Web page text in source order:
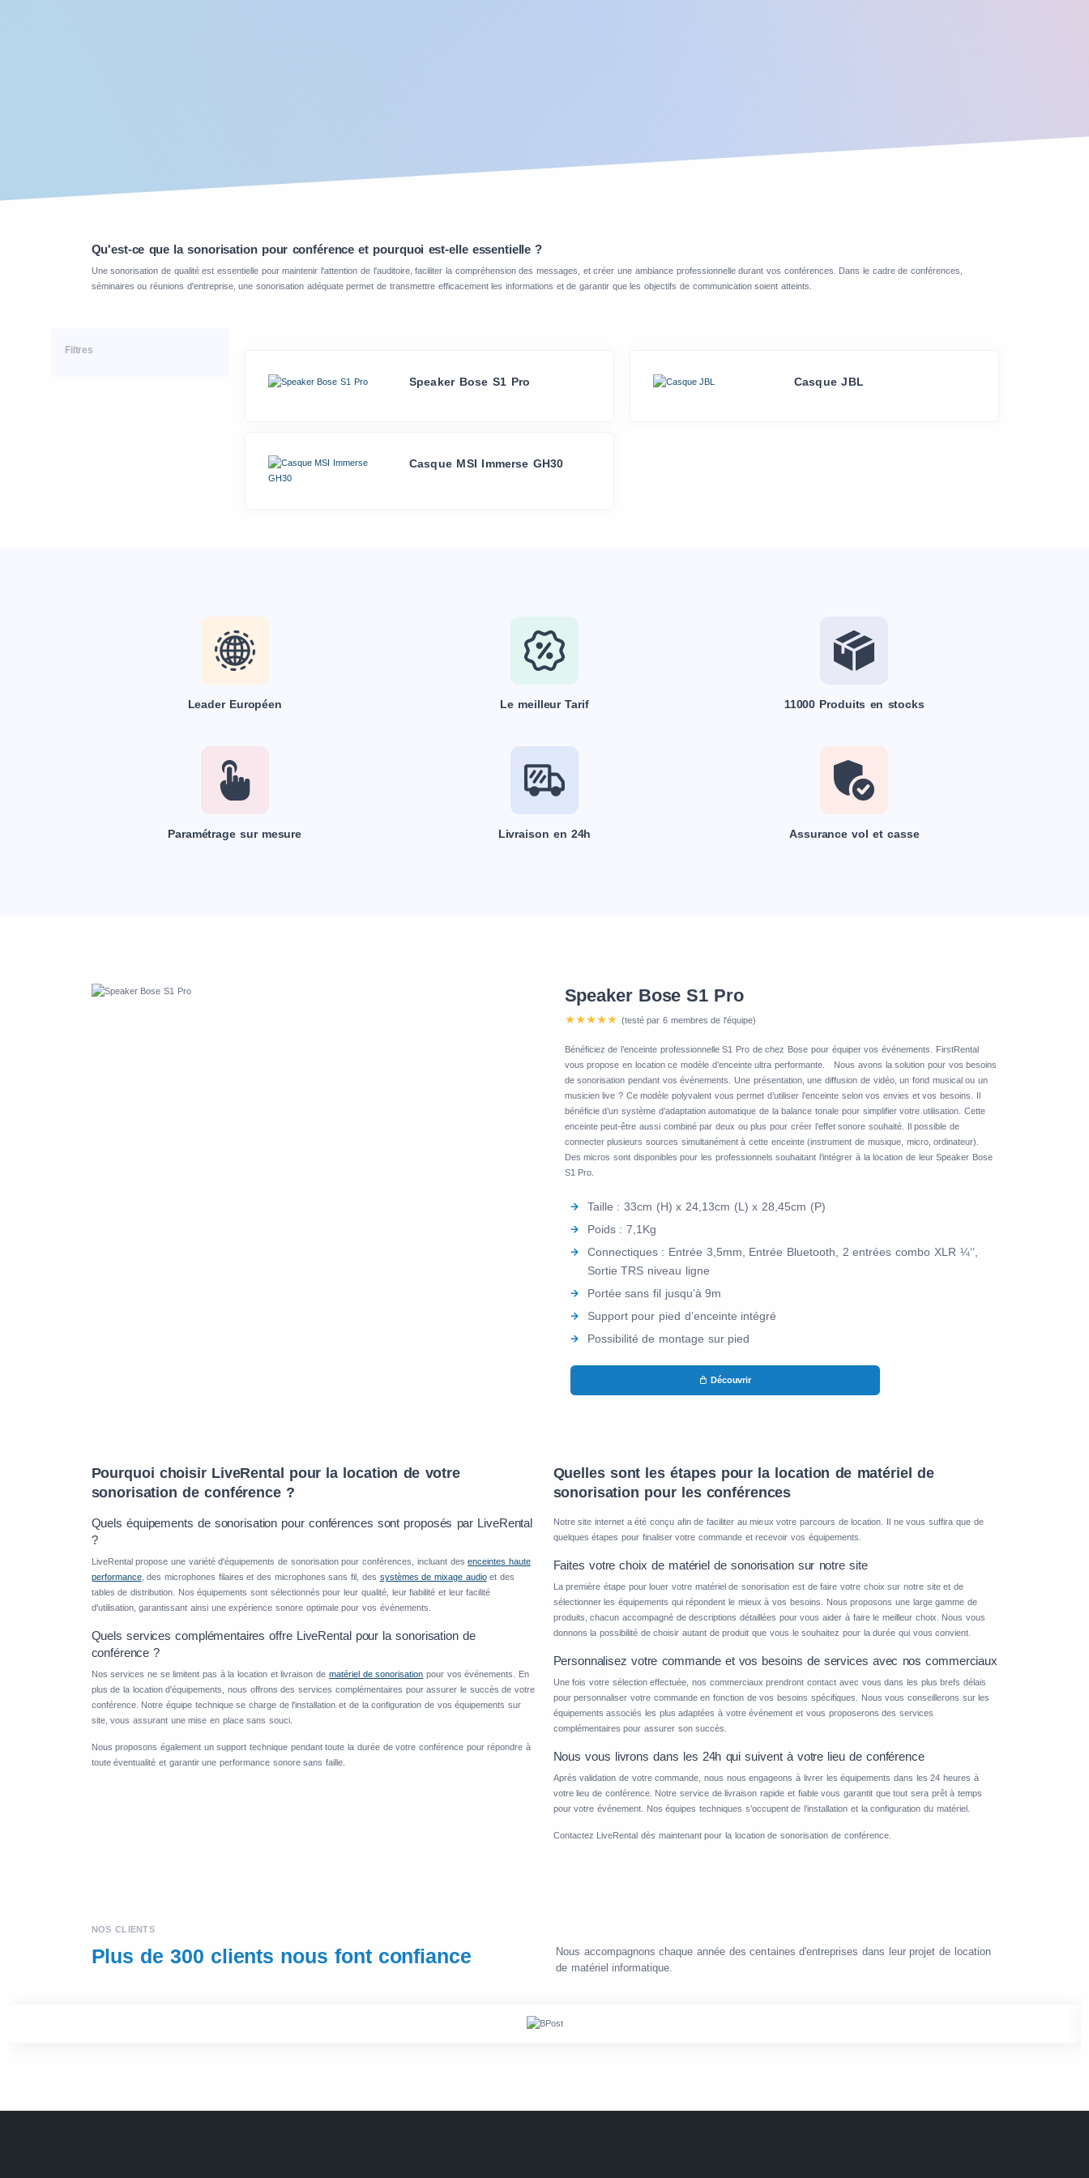
Qu'est-ce que la sonorisation pour conférence et pourquoi est-elle essentielle ?
Une sonorisation de qualité est essentielle pour maintenir l'attention de l'auditoire, faciliter la compréhension des messages, et créer une ambiance professionnelle durant vos conférences. Dans le cadre de conférences,
séminaires ou réunions d'entreprise, une sonorisation adéquate permet de transmettre efficacement les informations et de garantir que les objectifs de communication soient atteints.
Speaker Bose S1 Pro Casque JBL
Casque MSI Immerse GH30
Filtres
Leader Européen Le meilleur Tarif 11000 Produits en stocks
Paramétrage sur mesure Livraison en 24h Assurance vol et casse
Speaker Bose S1 Pro
(testé par 6 membres de l'équipe)
Bénéficiez de l’enceinte professionnelle S1 Pro de chez Bose pour équiper vos événements. FirstRental
vous propose en location ce modèle d’enceinte ultra performante. Nous avons la solution pour vos besoins
de sonorisation pendant vos événements. Une présentation, une diffusion de vidéo, un fond musical ou un
musicien live ? Ce modèle polyvalent vous permet d’utiliser l’enceinte selon vos envies et vos besoins. Il
bénéficie d’un système d’adaptation automatique de la balance tonale pour simplifier votre utilisation. Cette
enceinte peut-être aussi combiné par deux ou plus pour créer l’effet sonore souhaité. Il possible de
connecter plusieurs sources simultanément à cette enceinte (instrument de musique, micro, ordinateur).
Des micros sont disponibles pour les professionnels souhaitant l’intégrer à la location de leur Speaker Bose
S1 Pro.
Taille : 33cm (H) x 24,13cm (L) x 28,45cm (P)
Poids : 7,1Kg
Connectiques : Entrée 3,5mm, Entrée Bluetooth, 2 entrées combo XLR ¼‘’,
Sortie TRS niveau ligne
Portée sans fil jusqu’à 9m
Support pour pied d’enceinte intégré
Possibilité de montage sur pied
Découvrir
Pourquoi choisir LiveRental pour la location de votre
sonorisation de conférence ?
Quels équipements de sonorisation pour conférences sont proposés par LiveRental
?
LiveRental propose une variété d'équipements de sonorisation pour conférences, incluant desenceintes haute
performance, des microphones filaires et des microphones sans fil, des systèmes de mixage audioet des
tables de distribution. Nos équipements sont sélectionnés pour leur qualité, leur fiabilité et leur facilité
d'utilisation, garantissant ainsi une expérience sonore optimale pour vos événements.
Quels services complémentaires offre LiveRental pour la sonorisation de
conférence ?
Nos services ne se limitent pas à la location et livraison de matériel de sonorisation pour vos événements. En
plus de la location d'équipements, nous offrons des services complémentaires pour assurer le succès de votre
conférence. Notre équipe technique se charge de l'installation et de la configuration de vos équipements sur
site, vous assurant une mise en place sans souci.
Nous proposons également un support technique pendant toute la durée de votre conférence pour répondre à
toute éventualité et garantir une performance sonore sans faille.
Quelles sont les étapes pour la location de matériel de
sonorisation pour les conférences
Notre site internet a été conçu afin de faciliter au mieux votre parcours de location. Il ne vous suffira que de
quelques étapes pour finaliser votre commande et recevoir vos équipements.
Faites votre choix de matériel de sonorisation sur notre site
La première étape pour louer votre matériel de sonorisation est de faire votre choix sur notre site et de
sélectionner les équipements qui répondent le mieux à vos besoins. Nous proposons une large gamme de
produits, chacun accompagné de descriptions détaillées pour vous aider à faire le meilleur choix. Nous vous
donnons la possibilité de choisir autant de produit que vous le souhaitez pour la durée qui vous convient.
Personnalisez votre commande et vos besoins de services avec nos commerciaux
Une fois votre sélection effectuée, nos commerciaux prendront contact avec vous dans les plus brefs délais
pour personnaliser votre commande en fonction de vos besoins spécifiques. Nous vous conseillerons sur les
équipements associés les plus adaptées à votre événement et vous proposerons des services
complémentaires pour assurer son succès.
Nous vous livrons dans les 24h qui suivent à votre lieu de conférence
Après validation de votre commande, nous nous engageons à livrer les équipements dans les 24 heures à
votre lieu de conférence. Notre service de livraison rapide et fiable vous garantit que tout sera prêt à temps
pour votre événement. Nos équipes techniques s’occupent de l’installation et la configuration du matériel.
Contactez LiveRental dès maintenant pour la location de sonorisation de conférence.
NOS CLIENTS
Plus de 300 clients nous font confiance
Nous accompagnons chaque année des centaines d'entreprises dans leur projet de location
de matériel informatique.